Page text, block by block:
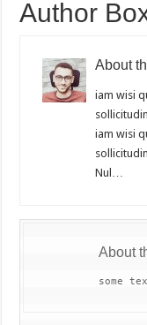
Author
About
iam wisi
iam wisi
Nul…
About
some